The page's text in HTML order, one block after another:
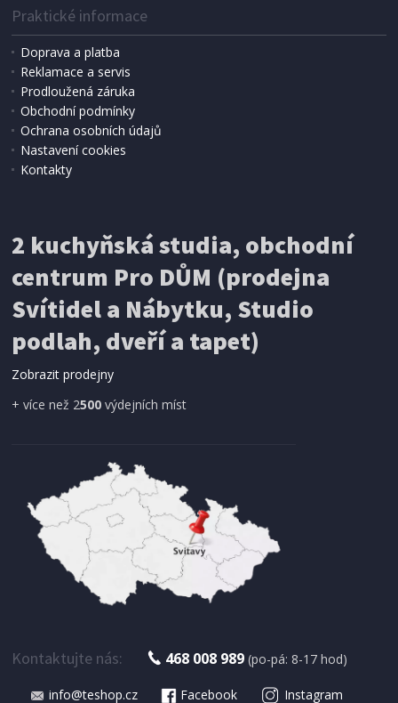
199 Kč Přidat do košíku
SÍŤ PROTI HMYZU
ProGarden KO-CY5910600 Síť proti hmyzu do
dveří magnetická 210 x 100 cm
Praktické informace
Doprava a platba
Reklamace a servis
Prodloužená záruka
Obchodní podmínky
Ochrana osobních údajů
Nastavení cookies
Kontakty
2 kuchyňská studia, obchodní
centrum Pro DŮM (prodejna
Svítidel a Nábytku, Studio
podlah, dveří a tapet)
Zobrazit prodejny
+ více než 2500 výdejních míst
Kontaktujte nás: 468 008 989 (po-pá: 8-17 hod)
info@teshop.cz Facebook Instagram